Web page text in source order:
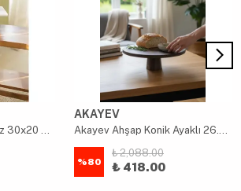
Akayev Mermer Beyaz 30x20 Cm Ahşap Konik Ayaklı Sunumluk
AKAYEV
Akayev Ahşap Konik Ayaklı 26.5 Cm Yuvarlak Sunumluk
%80
₺ 2,088.00
₺ 418.00